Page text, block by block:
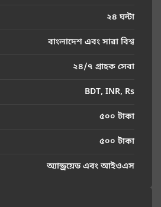
২৪ ঘন্টা
বাংলাদেশ এবং সারা বিশ্ব
২৪/৭ গ্রাহক সেবা
BDT, INR, Rs
৫০০ টাকা
৫০০ টাকা
অ্যান্ড্রয়েড এবং আইওএস